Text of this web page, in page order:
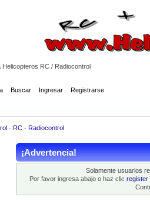
Helicopteros RC / Radiocontrol
Buscar Ingresar Registrarse
- RC - Radiocontrol
¡Advertencia!
Solamente usuarios
Por favor ingresa abajo o haz clic register